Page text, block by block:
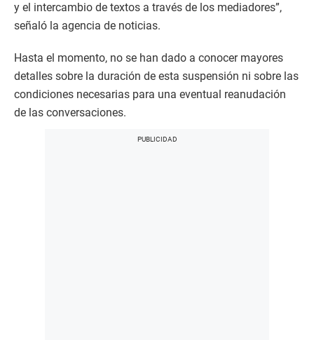
y el intercambio de textos a través de los mediadores”,
señaló la agencia de noticias.
Hasta el momento, no se han dado a conocer mayores
detalles sobre la duración de esta suspensión ni sobre las
condiciones necesarias para una eventual reanudación
de las conversaciones.